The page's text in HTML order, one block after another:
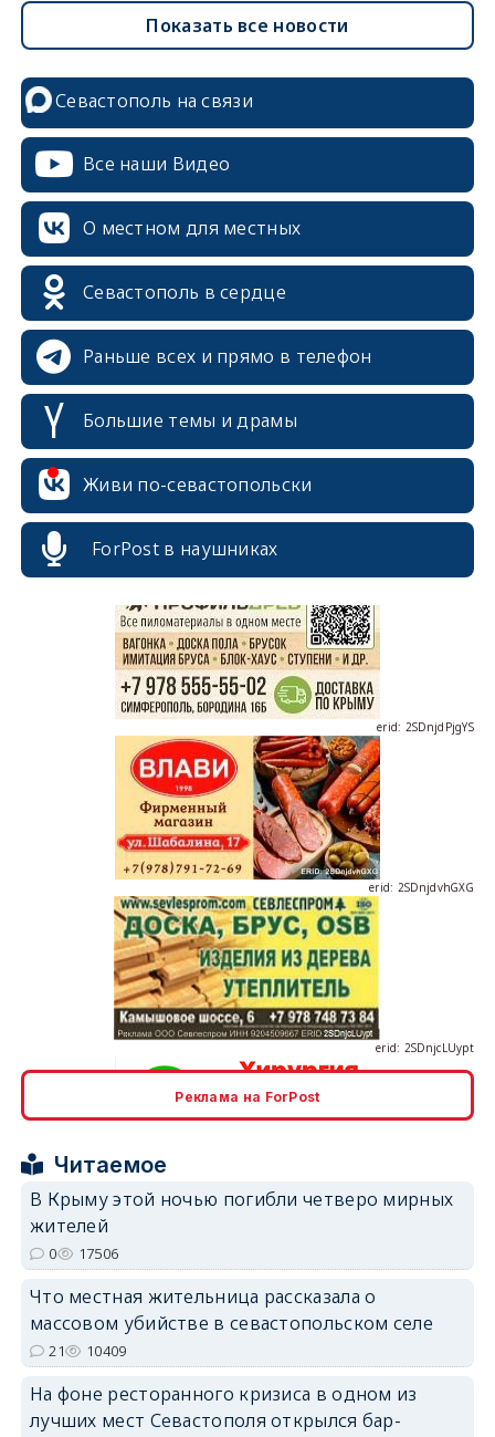
Показать все новости
Севастополь на связи
Все наши Видео
О местном для местных
Севастополь в сердце
Раньше всех и прямо в телефон
Большие темы и драмы
Живи по-севастопольски
ForPost в наушниках
erid: 2SDnjdvhGXG
erid: 2SDnjcrDNw6
Реклама на ForPost
Читаемое
В Крыму этой ночью погибли четверо мирных
жителей
0 17506
Что местная жительница рассказала о
массовом убийстве в севастопольском селе
21 10409
На фоне ресторанного кризиса в одном из
лучших мест Севастополя открылся бар-